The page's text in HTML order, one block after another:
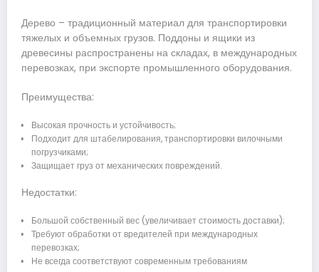
Дерево – традиционный материал для транспортировки
тяжелых и объемных грузов. Поддоны и ящики из
древесины распространены на складах, в международных
перевозках, при экспорте промышленного оборудования.
Преимущества:
Высокая прочность и устойчивость;
Подходит для штабелирования, транспортировки вилочными
погрузчиками;
Защищает груз от механических повреждений.
Недостатки:
Большой собственный вес (увеличивает стоимость доставки);
Требуют обработки от вредителей при международных
перевозках;
Не всегда соответствуют современным требованиям